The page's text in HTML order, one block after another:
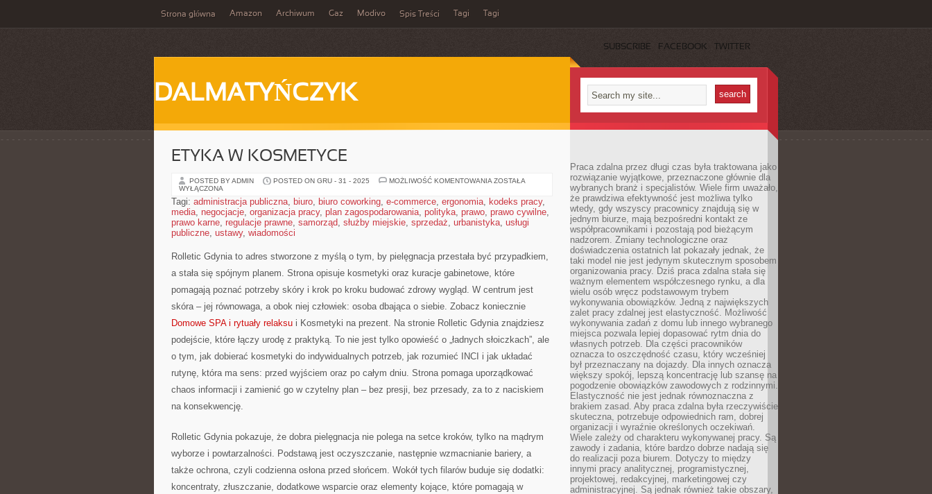
Strona główna Amazon Archiwum Gaz Modivo Spis Treści Tagi Tagi
SUBSCRIBE FACEBOOK TWITTER
DALMATYŃCZYK
ETYKA W KOSMETYCE
POSTED BY ADMIN POSTED ON GRU - 31 - 2025 MOŻLIWOŚĆ KOMENTOWANIA ETYKA
ZOSTAŁA
WYŁĄCZONA
Tagi: administracja publiczna, biuro, biuro coworking, e-commerce, ergonomia, kodeks pracy,
media, negocjacje, organizacja pracy, plan zagospodarowania, polityka, prawo, prawo cywilne,
prawo karne, regulacje prawne, samorząd, służby miejskie, sprzedaż, urbanistyka, usługi
publiczne, ustawy, wiadomości
Rolletic Gdynia to adres stworzone z myślą o tym, by pielęgnacja przestała być przypadkiem,
a stała się spójnym planem. Strona opisuje kosmetyki oraz kuracje gabinetowe, które
pomagają poznać potrzeby skóry i krok po kroku budować zdrowy wygląd. W centrum jest
skóra – jej równowaga, a obok niej człowiek: osoba dbająca o siebie. Zobacz koniecznie
Domowe SPA i rytuały relaksu i Kosmetyki na prezent. Na stronie Rolletic Gdynia znajdziesz
podejście, które łączy urodę z praktyką. To nie jest tylko opowieść o „ładnych słoiczkach”, ale
o tym, jak dobierać kosmetyki do indywidualnych potrzeb, jak rozumieć INCI i jak układać
rutynę, która ma sens: przed wyjściem oraz po całym dniu. Strona pomaga uporządkować
chaos informacji i zamienić go w czytelny plan – bez presji, bez przesady, za to z naciskiem
na konsekwencję.
Rolletic Gdynia pokazuje, że dobra pielęgnacja nie polega na setce kroków, tylko na mądrym
wyborze i powtarzalności. Podstawą jest oczyszczanie, następnie wzmacnianie bariery, a
także ochrona, czyli codzienna osłona przed słońcem. Wokół tych filarów buduje się dodatki:
koncentraty, złuszczanie, dodatkowe wsparcie oraz elementy kojące, które pomagają w
Praca zdalna przez długi czas była traktowana jako
rozwiązanie wyjątkowe, przeznaczone głównie dla
wybranych branż i specjalistów. Wiele firm uważało,
że prawdziwa efektywność jest możliwa tylko
wtedy, gdy wszyscy pracownicy znajdują się w
jednym biurze, mają bezpośredni kontakt ze
współpracownikami i pozostają pod bieżącym
nadzorem. Zmiany technologiczne oraz
doświadczenia ostatnich lat pokazały jednak, że
taki model nie jest jedynym skutecznym sposobem
organizowania pracy. Dziś praca zdalna stała się
ważnym elementem współczesnego rynku, a dla
wielu osób wręcz podstawowym trybem
wykonywania obowiązków. Jedną z największych
zalet pracy zdalnej jest elastyczność. Możliwość
wykonywania zadań z domu lub innego wybranego
miejsca pozwala lepiej dopasować rytm dnia do
własnych potrzeb. Dla części pracowników
oznacza to oszczędność czasu, który wcześniej
był przeznaczany na dojazdy. Dla innych oznacza
większy spokój, lepszą koncentrację lub szansę na
pogodzenie obowiązków zawodowych z rodzinnymi.
Elastyczność nie jest jednak równoznaczna z
brakiem zasad. Aby praca zdalna była rzeczywiście
skuteczna, potrzebuje odpowiednich ram, dobrej
organizacji i wyraźnie określonych oczekiwań.
Wiele zależy od charakteru wykonywanej pracy. Są
zawody i zadania, które bardzo dobrze nadają się
do realizacji poza biurem. Dotyczy to między
innymi pracy analitycznej, programistycznej,
projektowej, redakcyjnej, marketingowej czy
administracyjnej. Są jednak również takie obszary,